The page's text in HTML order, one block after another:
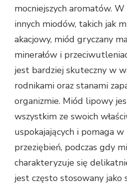
mocniejszych aromatów.
innych miodów, takich jak
akacjowy, miód gryczany
minerałów i
jest bardziej skuteczny w
rodnikami oraz stanami
organizmie. Miód lipowy
wszystkim ze swoich
uspokajających i pomaga w
przeziębień, podczas gdy
charakteryzuje się
jest często stosowany jako